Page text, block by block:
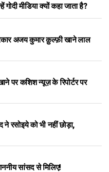
मीडिया क्यों कहा जाता है?
अजय कुमार क़ुल्फ़ी खाने लाल
पर कशिश न्यूज़ के रिपोर्टर पर
रसोइये को भी नहीं छोड़ा,
सांसद से मिलिए!